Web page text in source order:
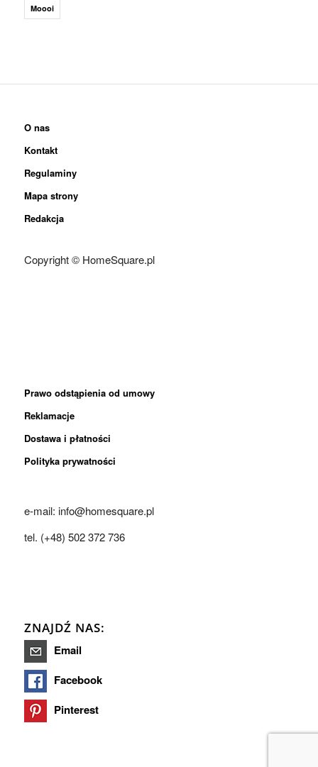
Moooi
O nas
Kontakt
Regulaminy
Mapa strony
Redakcja
Copyright © HomeSquare.pl
Prawo odstąpienia od umowy
Reklamacje
Dostawa i płatności
Polityka prywatności
e-mail: info@homesquare.pl
tel. (+48) 502 372 736
ZNAJDŹ NAS:
Email
Facebook
Pinterest